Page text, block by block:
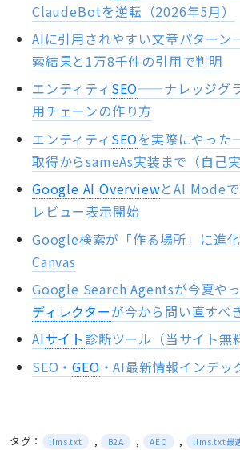
ClaudeBotを逆転（2026年5月）
AIに引用されやすい文章パター
索結果と1万8千件の引用で判明
エンティティ SEO——ナレッジグ
用チェーンの作り方
エンティティ SEOを実際にやっ
取得からsameAs実装まで（自己実
Google AI OverviewとAI Mode
レビュー表示開始
Google検索が「作る場所」に進
Canvas
Google Search Agentsが今夏や
ディレクターが今から問い直すべ
AIサイト診断ツール（当サイト無
SEO・GEO ・AI最新情報インデッ
タグ： llms.txt , B2A , AEO , llms.txt最